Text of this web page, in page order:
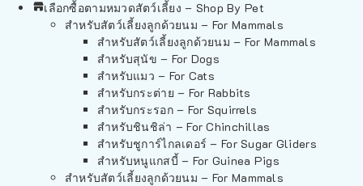
เลือกซื้อตามหมวดสัตว์เลี้ยง – Shop By Pet
สำหรับสัตว์เลี้ยงลูกด้วยนม – For Mammals
สำหรับสัตว์เลี้ยงลูกด้วยนม – For Mammals
สำหรับสุนัข – For Dogs
สำหรับแมว – For Cats
สำหรับกระต่าย – For Rabbits
สำหรับกระรอก – For Squirrels
สำหรับชินชิล่า – For Chinchillas
สำหรับชูการ์ไกลเดอร์ – For Sugar Gliders
สำหรับหนูแกสบี้ – For Guinea Pigs
สำหรับสัตว์เลี้ยงลูกด้วยนม – For Mammals